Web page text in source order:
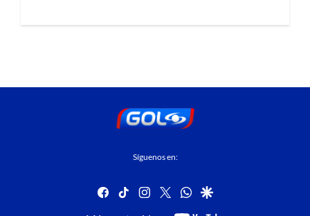
Síguenos en:
facebook
tiktok instagram
twitterwhatsapp
google